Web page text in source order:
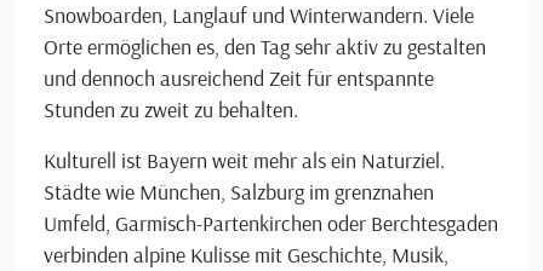
Snowboarden, Langlauf und Winterwandern. Viele
Orte ermöglichen es, den Tag sehr aktiv zu gestalten
und dennoch ausreichend Zeit für entspannte
Stunden zu zweit zu behalten.
Kulturell ist Bayern weit mehr als ein Naturziel.
Städte wie München, Salzburg im grenznahen
Umfeld, Garmisch-Partenkirchen oder Berchtesgaden
verbinden alpine Kulisse mit Geschichte, Musik,